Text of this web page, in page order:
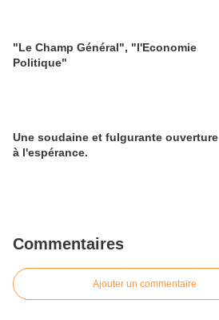
"Le Champ Général", "l'Economie
Politique"
Une soudaine et fulgurante ouverture
à l'espérance.
Commentaires
Ajouter un commentaire